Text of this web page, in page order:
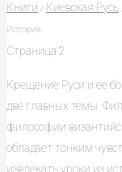
Книги / Киевская Русь
История
Страница 2
Крещение Руси и ее
две главных темы.
философии
обладает тонким
извлекать уроки из